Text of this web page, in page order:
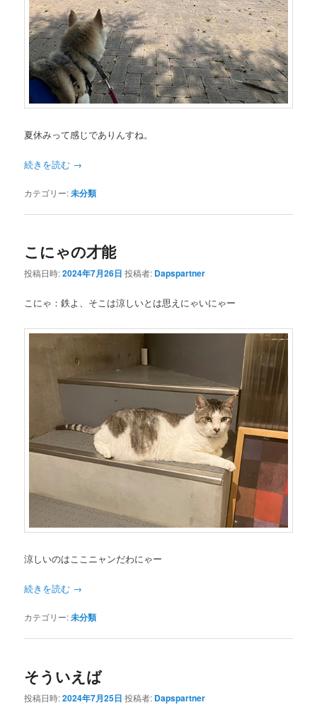
夏休みって感じでありんすね。
続きを読む →
カテゴリー:未分類
こにゃの才能
投稿日時:2024年7月26日 投稿者: Dapspartner
こにゃ：鉄よ、そこは涼しいとは思えにゃいにゃー
涼しいのはここニャンだわにゃー
続きを読む →
カテゴリー:未分類
そういえば
投稿日時:2024年7月25日 投稿者: Dapspartner